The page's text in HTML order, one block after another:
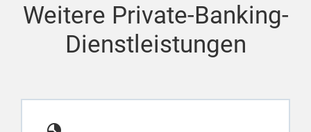
Weitere Private-Banking-
Dienstleistungen